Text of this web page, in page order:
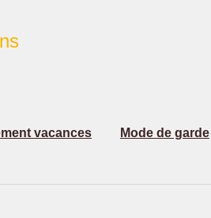
vacances Mode de garde